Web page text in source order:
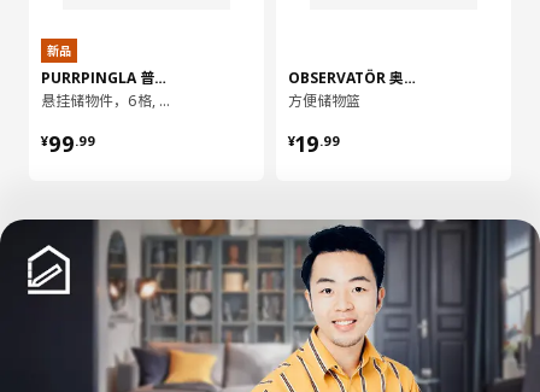
新品
PURRPINGLA 普平拉
悬挂储物件，6格, 22x34x80 厘米
¥99.99
¥ 99.99
OBSERVATÖR 奥维特
方便储物篮
¥19.99
¥ 19.99
加载更多内容